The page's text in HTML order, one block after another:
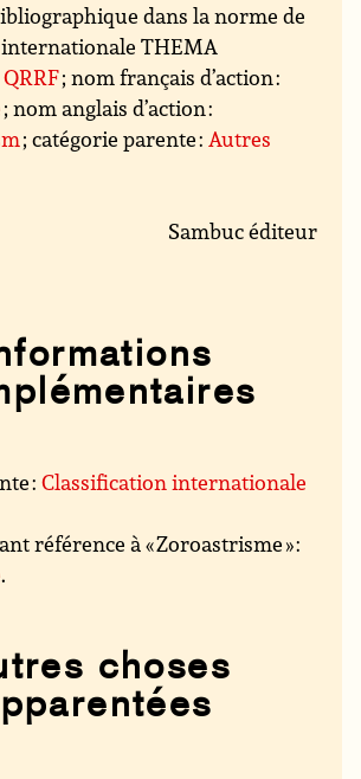
dans la norme de
THEMA
QRRF; nom français d’action :
; nom anglais d’action :
; catégorie parente :Autres
Sambuc éditeur
:Classification internationale
référence à « Zoroastrisme » :
.
choses